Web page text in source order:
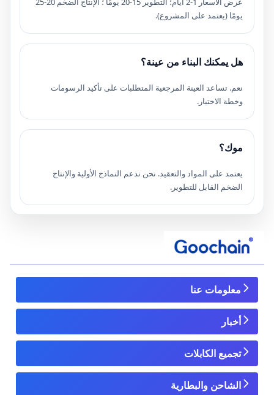
يومًا (يعتمد على المشروع).
هل يمكنك البناء من عينة؟
نعم. تساعد العينة المرجعية المتطلبات على تأكيد الرسومات
وخطة الاختبار.
موك؟
يعتمد على المواد والتعقيد. نحن ندعم النماذج الأولية والإنتاج
الضخم القابل للتطوير.
معلومات عنا
أخبار
تجميع الكابلات
الشاحن والبطارية